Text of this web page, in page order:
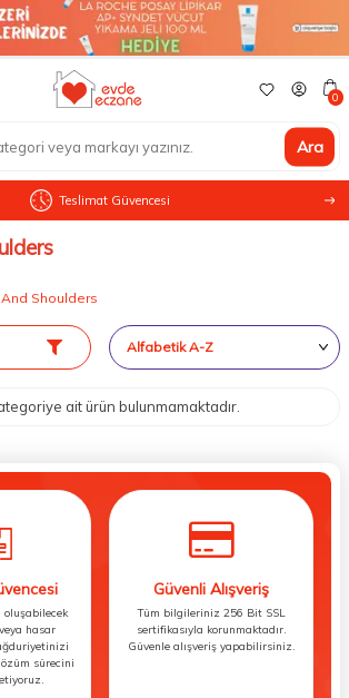
Ara
0
Teslimat Güvencesi
Shoulders
ait ürün bulunmamaktadır.
oluşabilecek
hasar
sürecini
Güvenli Alışveriş
Tüm bilgileriniz 256 Bit SSL
sertifikasıyla korunmaktadır.
Güvenle alışveriş yapabilirsiniz.